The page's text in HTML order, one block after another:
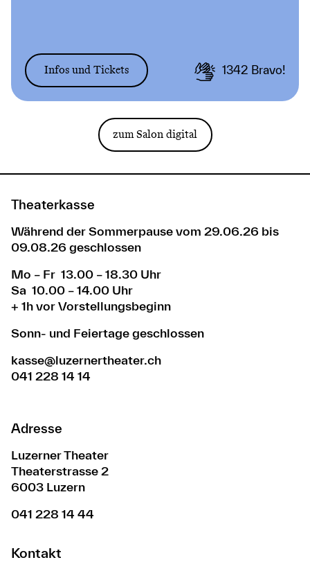
Infos und Tickets 1342 Bravo!
zum Salon digital
Theaterkasse
Während der Sommerpause vom 29.06.26 bis
09.08.26 geschlossen
Mo – Fr 13.00 – 18.30 Uhr
Sa 10.00 – 14.00 Uhr
+ 1h vor Vorstellungsbeginn
Sonn- und Feiertage geschlossen
kasse@luzernertheater.ch
041 228 14 14
Adresse
Luzerner Theater
Theaterstrasse 2
6003 Luzern
041 228 14 44
Kontakt